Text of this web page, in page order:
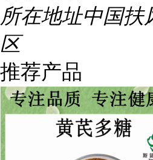
所在地址中国扶
区
推荐产品